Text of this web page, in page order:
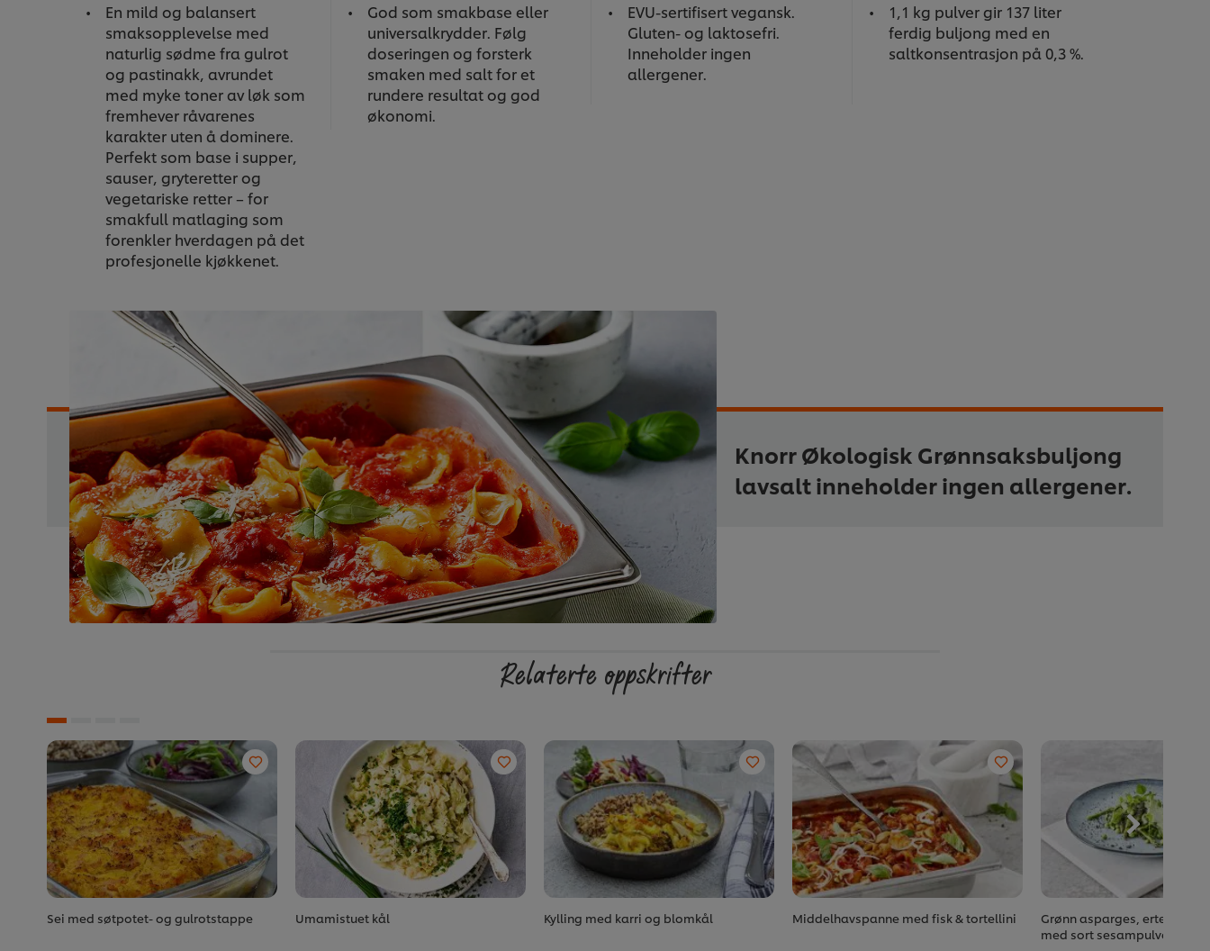
En mild og balansert
smaksopplevelse med
naturlig sødme fra gulrot
og pastinakk, avrundet
med myke toner av løk som
fremhever råvarenes
karakter uten å dominere.
Perfekt som base i supper,
sauser, gryteretter og
vegetariske retter – for
smakfull matlaging som
forenkler hverdagen på det
profesjonelle kjøkkenet.
God som smakbase eller
universalkrydder. Følg
doseringen og forsterk
smaken med salt for et
rundere resultat og god
økonomi.
EVU-sertifisert vegansk.
Gluten- og laktosefri.
Inneholder ingen
allergener.
1,1 kg pulver gir 137 liter
ferdig buljong med en
saltkonsentrasjon på 0,3 %.
Knorr Økologisk Grønnsaksbuljong
lavsalt inneholder ingen allergener.
Relaterte oppskrifter
Sei med søtpotet- og gulrotstappe Umamistuet kål Kylling med karri og blomkål Middelhavspanne med fisk & tortellini
Grønn asparges, erter og
med sort sesampulver